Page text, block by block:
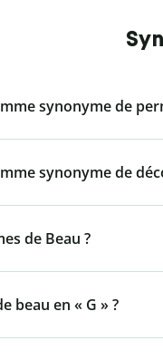
synonyme de
synonyme de
de Beau ?
beau en « G » ?